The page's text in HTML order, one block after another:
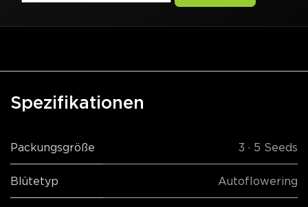
Spezifikationen
Packungsgröße 3 · 5 Seeds
Blütetyp Autoflowering